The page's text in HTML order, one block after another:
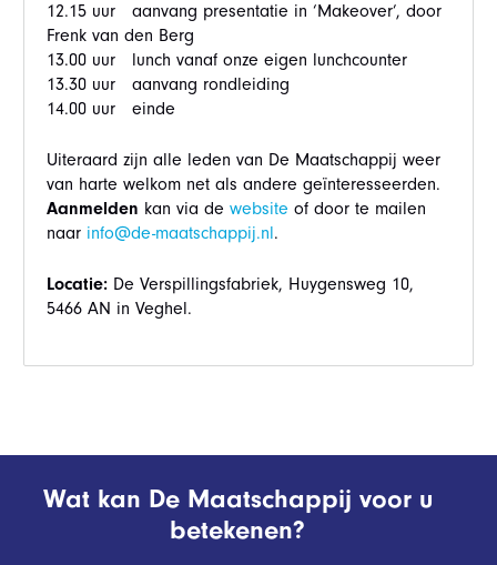
12.15 uur aanvang presentatie in ‘Makeover’, door
Frenk van den Berg
13.00 uur lunch vanaf onze eigen lunchcounter
13.30 uur aanvang rondleiding
14.00 uur einde
Uiteraard zijn alle leden van De Maatschappij weer
van harte welkom net als andere geïnteresseerden.
Aanmelden kan via de website of door te mailen
naar info@de-maatschappij.nl.
Locatie: De Verspillingsfabriek, Huygensweg 10,
5466 AN in Veghel.
Wat kan De Maatschappij voor u
betekenen?